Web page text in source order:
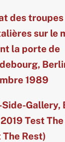
des troupes
sur le
la porte de
1989
Gallery,
Test
The Rest)